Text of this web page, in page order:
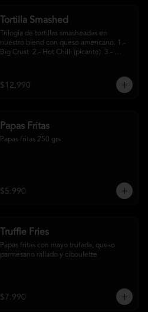
Tortilla Smashed
Trilogía de tortillas smasheadas en
nuestro blend con queso americano. 1.-
Big Crust  2.- Hot Chilli (picante)  3.-
$12.990
Papas Fritas
Papas fritas 250 grs
$5.990
Truffle Fries
Papas fritas con mayo trufada, queso
parmesano rallado y ciboulette
$7.990